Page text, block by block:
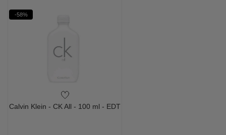
-58%
Calvin Klein - CK All - 100 ml - EDT